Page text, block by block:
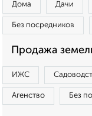
Дома Дачи
Без посредников
Продажа
ИЖС
Агенство Без